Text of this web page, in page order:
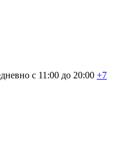
с 11:00 до 20:00 +7